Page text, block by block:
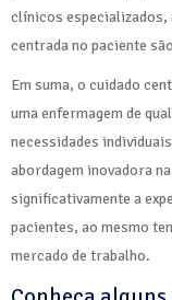
clínicos especializados,
centrada no paciente
Em suma, o cuidado
uma enfermagem de
necessidades
abordagem inovadora
significativamente a
pacientes, ao mesmo
mercado de trabalho.